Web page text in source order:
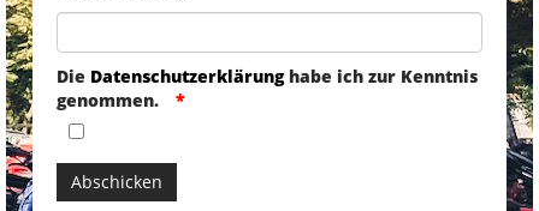
Die Datenschutzerklärunghabe ich zur Kenntnis
genommen.
Abschicken